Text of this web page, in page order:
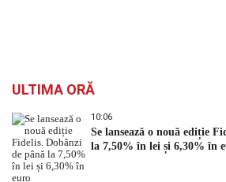
ULTIMA ORĂ
10:06
Se lansează o nouă ediție
la 7,50% în lei și 6,30% în